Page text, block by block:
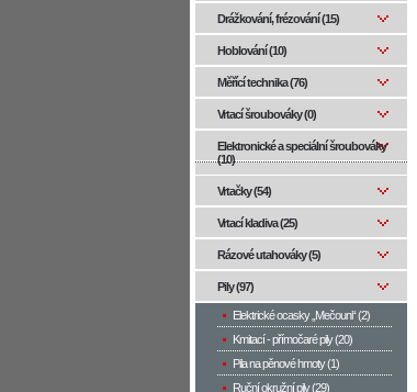
Drážkování, frézování (15)
Hoblování (10)
Měřící technika (76)
Vrtací šroubováky (0)
Elektronické a speciální šroubováky
(10)
Vrtačky (54)
Vrtací kladiva (25)
Rázové utahováky (5)
Pily (97)
Elektrické ocasky „Mečouni“ (2)
Kmitací - přímočaré pily (20)
Pila na pěnové hmoty (1)
Ruční okružní pily (29)